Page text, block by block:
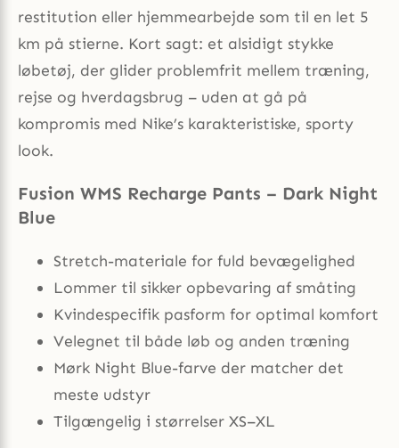
restitution eller hjemmearbejde som til en let 5
km på stierne. Kort sagt: et alsidigt stykke
løbetøj, der glider problemfrit mellem træning,
rejse og hverdagsbrug – uden at gå på
kompromis med Nike’s karakteristiske, sporty
look.
Fusion WMS Recharge Pants – Dark Night
Blue
Stretch-materiale for fuld bevægelighed
Lommer til sikker opbevaring af småting
Kvindespecifik pasform for optimal komfort
Velegnet til både løb og anden træning
Mørk Night Blue-farve der matcher det
meste udstyr
Tilgængelig i størrelser XS–XL